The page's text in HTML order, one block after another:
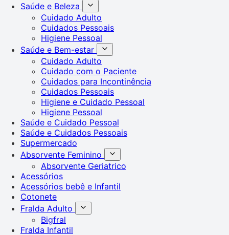
Saúde e Beleza
Cuidado Adulto
Cuidados Pessoais
Higiene Pessoal
Saúde e Bem-estar
Cuidado Adulto
Cuidado com o Paciente
Cuidados para Incontinência
Cuidados Pessoais
Higiene e Cuidado Pessoal
Higiene Pessoal
Saúde e Cuidado Pessoal
Saúde e Cuidados Pessoais
Supermercado
Absorvente Feminino
Absorvente Geriatrico
Acessórios
Acessórios bebê e Infantil
Cotonete
Fralda Adulto
Bigfral
Fralda Infantil